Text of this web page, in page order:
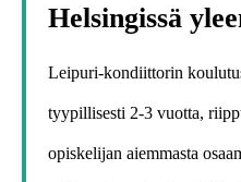
Helsingissä
Leipuri-kondiittorin
tyypillisesti 2-3 vuotta,
opiskelijan aiemmasta